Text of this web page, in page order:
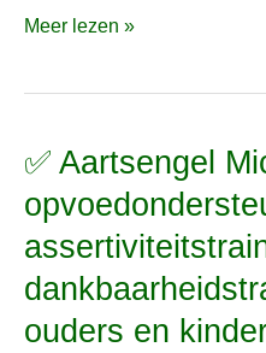
Meer lezen »
✅ Aartsengel
ouders en
✅
Michaël
biedt
opvoedondersteuning,
troost,
assertiviteitstraining